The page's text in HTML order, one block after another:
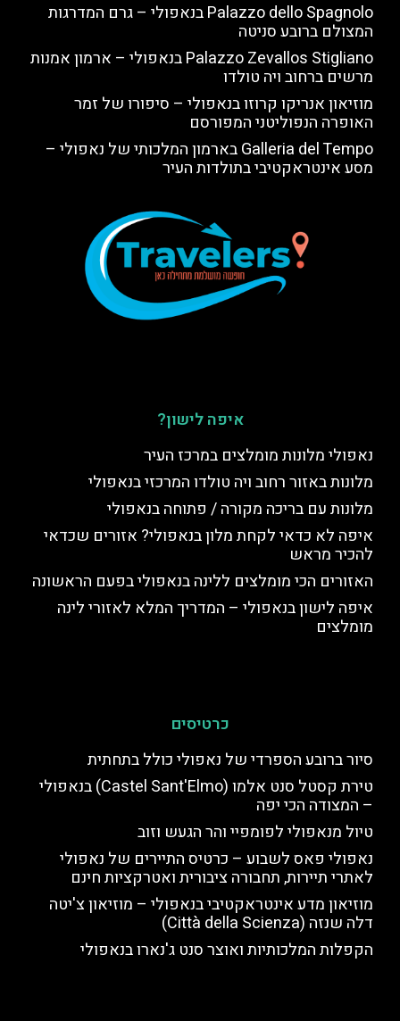
Palazzo dello Spagnolo בנאפולי – גרם המדרגות
המצולם ברובע סניטה
Palazzo Zevallos Stigliano בנאפולי – ארמון אמנות
מרשים ברחוב ויה טולדו
מוזיאון אנריקו קרוזו בנאפולי – סיפורו של זמר
האופרה הנפוליטני המפורסם
Galleria del Tempo בארמון המלכותי של נאפולי –
מסע אינטראקטיבי בתולדות העיר
איפה לישון?
נאפולי מלונות מומלצים במרכז העיר
מלונות באזור רחוב ויה טולדו המרכזי בנאפולי
מלונות עם בריכה מקורה / פתוחה בנאפולי
איפה לא כדאי לקחת מלון בנאפולי? אזורים שכדאי
להכיר מראש
האזורים הכי מומלצים ללינה בנאפולי בפעם הראשונה
איפה לישון בנאפולי – המדריך המלא לאזורי לינה
מומלצים
כרטיסים
סיור ברובע הספרדי של נאפולי כולל בתחתית
טירת קסטל סנט אלמו (Castel Sant'Elmo) בנאפולי
– המצודה הכי יפה
טיול מנאפולי לפומפיי והר הגעש וזוב
נאפולי פאס לשבוע – כרטיס התיירים של נאפולי
לאתרי תיירות, תחבורה ציבורית ואטרקציות חינם
מוזיאון מדע אינטראקטיבי בנאפולי – מוזיאון צ'יטה
דלה שנזה (Città della Scienza)
הקפלות המלכותיות ואוצר סנט ג'נארו בנאפולי